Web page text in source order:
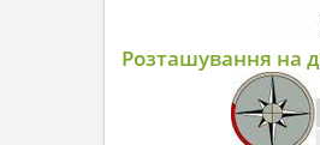
Розташування на